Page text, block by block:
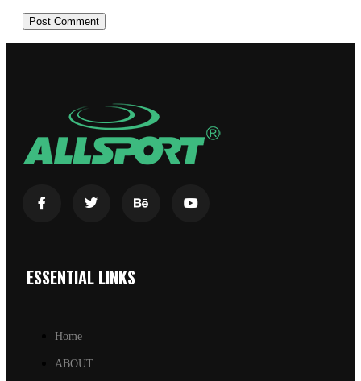
ESSENTIAL LINKS
Home
ABOUT